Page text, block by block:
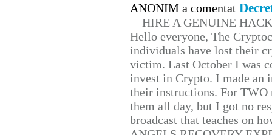
ANONIM a comentat
HIRE A GENUINE
Hello everyone, The
individuals have lost their
victim. Last October I was
invest in Crypto. I made
their instructions. For TWO
them all day, but I got no
broadcast that teaches on